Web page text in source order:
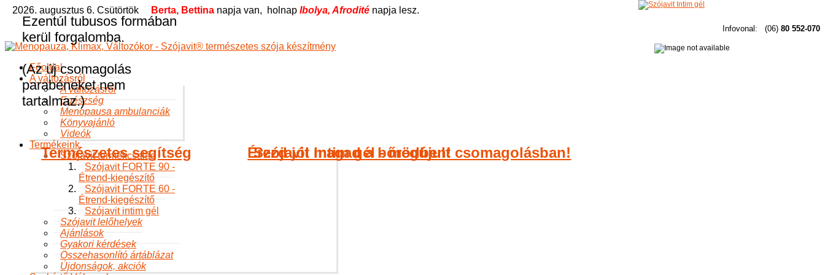
2026. augusztus 6. Csütörtök Berta, Bettina napja van, holnap Ibolya, Afrodité napja lesz.
Infovonal: (06) 80 552-070
Főoldal
A változásról
A változásról
Egészség
Menopausa ambulanciák
Könyvajánló
Videók
Termékeink
Szójavit termékcsalád
Szójavit FORTE 90 -
Étrend-kiegészítő
Szójavit FORTE 60 -
Étrend-kiegészítő
Szójavit intim gél
Szójavit lelőhelyek
Ajánlások
Gyakori kérdések
Összehasonlító ártáblázat
Újdonságok, akciók
Szójavit Intim gél - megújult csomagolásban!
Ezentúl tubusos formában
kerül forgalomba.
(Az új csomagolás
parabéneket nem
tartalmaz.)
Érezd jól magad a bőrödben!
Természetes segítség